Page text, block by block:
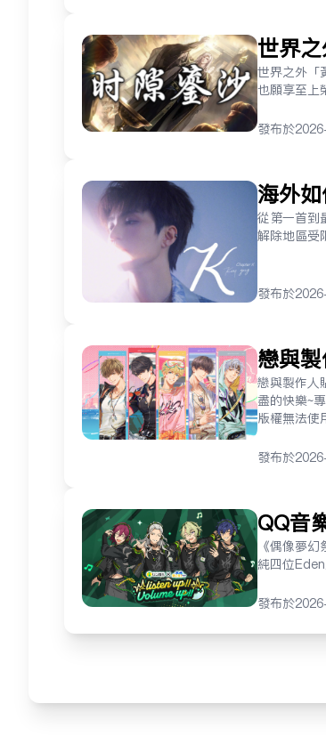
世界
如何
世界之外「
也願享至上
发布于
海外
WJK
從第一首到
解除地區受
发布于
戀與
制使
戀與製作人
盡的快樂~
版權無法使
发布于
QQ音
上線
《偶像夢幻
純四位
发布于